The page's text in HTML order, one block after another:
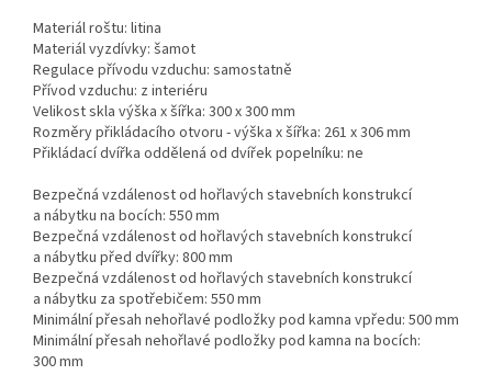
Materiál roštu: litina
Materiál vyzdívky: šamot
Regulace přívodu vzduchu: samostatně
Přívod vzduchu: z interiéru
Velikost skla výška x šířka: 300 x 300 mm
Rozměry přikládacího otvoru - výška x šířka: 261 x 306 mm
Přikládací dvířka oddělená od dvířek popelníku: ne
Bezpečná vzdálenost od hořlavých stavebních konstrukcí
a nábytku na bocích: 550 mm
Bezpečná vzdálenost od hořlavých stavebních konstrukcí
a nábytku před dvířky: 800 mm
Bezpečná vzdálenost od hořlavých stavebních konstrukcí
a nábytku za spotřebičem: 550 mm
Minimální přesah nehořlavé podložky pod kamna vpředu: 500 mm
Minimální přesah nehořlavé podložky pod kamna na bocích:
300 mm